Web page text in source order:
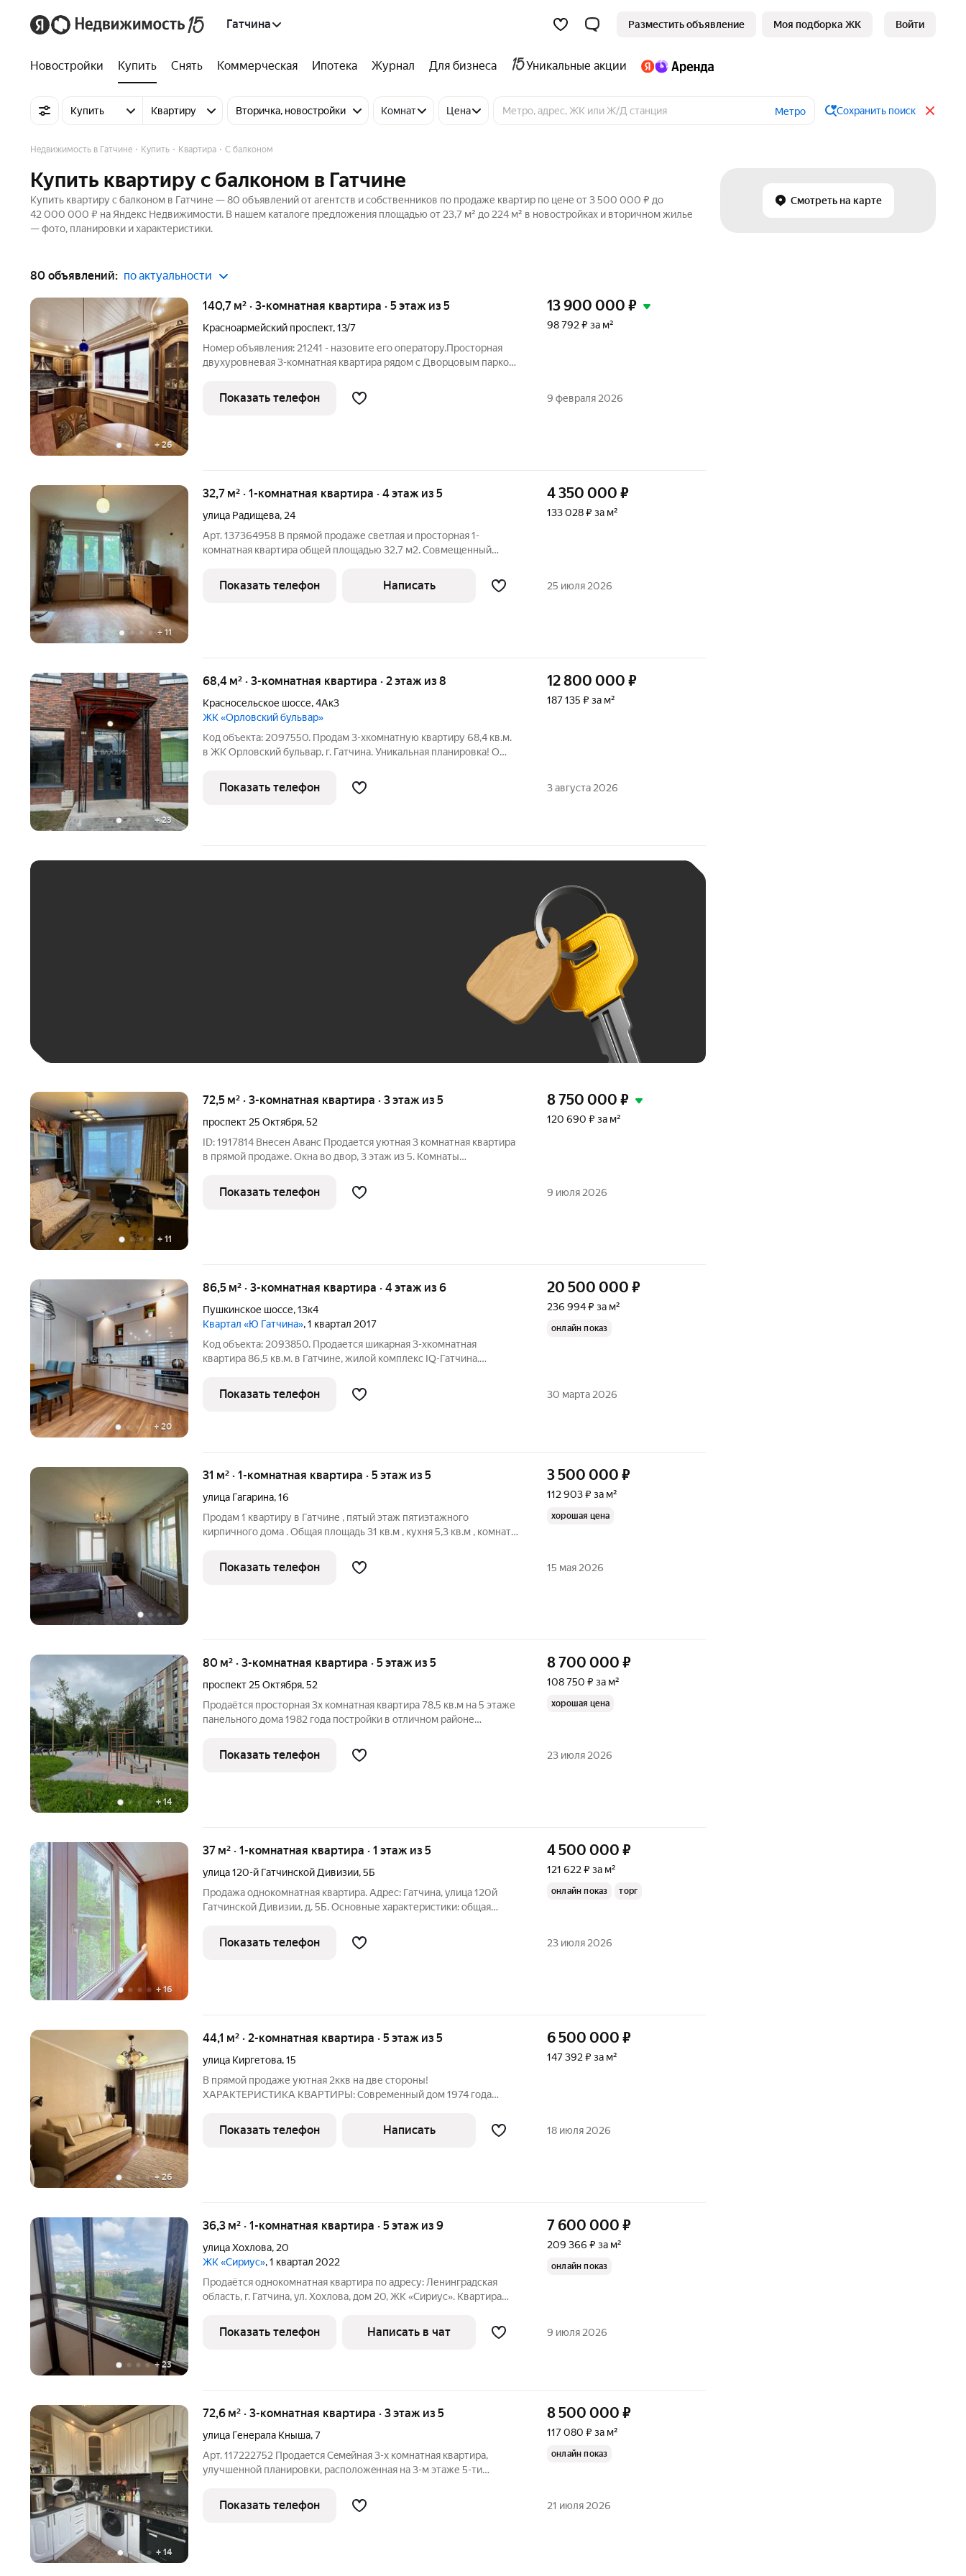
Гатчина Разместить объявление Моя подборка ЖК Войти
Новостройки Купить Снять Коммерческая Ипотека Журнал Для бизнеса Уникальные акции
Купить Квартиру Вторичка, новостройки Комнат Цена Метро Сохранить поиск
Смотреть на карте
Недвижимость в Гатчине Купить Квартира С балконом
Купить квартиру с балконом в Гатчине
Купить квартиру с балконом в Гатчине — 80 объявлений от агентств и собственников по продаже квартир по цене от 3 500 000 ₽ до
42 000 000 ₽ на Яндекс Недвижимости. В нашем каталоге предложения площадью от 23,7 м² до 224 м² в новостройках и вторичном жилье
— фото, планировки и характеристики.
80 объявлений: по актуальности
+26
140,7 м² · 3-комнатная квартира · 5 этаж из 5
Красноармейский проспект,13/7
Номер объявления: 21241 - назовите его оператору.Просторная
двухуровневая 3-комнатная квартира рядом с Дворцовым парком
атмосферу исторического центра, комфорт и пространство для
жизни.
13 900 000 ₽
98 792 ₽ за м²
Показать телефон 9 февраля 2026
+ 11
32,7 м² · 1-комнатная квартира · 4 этаж из 5
улица Радищева, 24
Арт. 137364958 В прямой продаже светлая и просторная 1-
комнатная квартира общей площадью 32,7 м2. Совмещенный
стеклопакеты. Квартира требует ремонта. Дом панельный, 4 этаж.
В пешей доступности
4 350 000 ₽
133 028 ₽ за м²
Показать телефон Написать 25 июля 2026
+23
68,4 м² · 3-комнатная квартира · 2 этаж из 8
Красносельское шоссе,4Ак3
ЖК «Орловский бульвар»
Код объекта: 2097550. Продам 3-хкомнатную квартиру 68,4 кв.м.
в ЖК Орловский бульвар, г. Гатчина. Уникальная планировка! О
перепланировка без переноса мокрых точек) Просторная евро 3-
хкомнатная
12 800 000 ₽
187 135 ₽ за м²
Показать телефон 3 августа 2026
+ 11
72,5 м² · 3-комнатная квартира · 3 этаж из 5
проспект 25 Октября,52
ID: 1917814 Внесен Аванс Продается уютная 3 комнатная квартира
в прямой продаже. Окна во двор, 3 этаж из 5. Комнаты
нахождения солнца в квартире, с утра и во второй половине дня!!!
В центре
8 750 000 ₽
120 690 ₽ за м²
Показать телефон 9 июля 2026
+ 20
86,5 м² · 3-комнатная квартира · 4 этаж из 6
Пушкинское шоссе,13к4
Квартал «Ю Гатчина», 1 квартал 2017
Код объекта: 2093850. Продается шикарная 3-хкомнатная
квартира 86,5 кв.м. в Гатчине, жилой комплекс IQ-Гатчина.
материалов. Все комнаты изолированные, продуманное
пространство в каждой комнате. Эта
20 500 000 ₽
236 994 ₽ за м²
онлайн показ
Показать телефон 30 марта 2026
31 м² · 1-комнатная квартира · 5 этаж из 5
улица Гагарина,16
Продам 1 квартиру в Гатчине , пятый этаж пятиэтажного
кирпичного дома . Общая площадь 31 кв.м , кухня 5,3 кв.м , комната
Прямая продажа .
3 500 000 ₽
112 903 ₽ за м²
хорошая цена
Показать телефон 15 мая 2026
+14
80 м² · 3-комнатная квартира · 5 этаж из 5
проспект 25 Октября,52
Продаётся просторная 3х комнатная квартира 78,5 кв.м на 5 этаже
панельного дома 1982 года постройки в отличном районе
17,2+17,4+11,9), холл 18,5 кв.м, кухня 8 кв.м. Квартира частично
8 700 000 ₽
108 750 ₽ за м²
хорошая цена
Показать телефон 23 июля 2026
+16
37 м² · 1-комнатная квартира · 1 этаж из 5
улица 120-й Гатчинской Дивизии,5Б
Продажа однокомнатная квартира. Адрес: Гатчина, улица 120й
Гатчинской Дивизии, д. 5Б. Основные характеристики: общая
светлая; кухня: 8,5 метров; прихожая: 6 метров вместительная,
есть
4 500 000 ₽
121 622 ₽ за м²
онлайн показ торг
Показать телефон 23 июля 2026
+26
44,1 м² · 2-комнатная квартира · 5 этаж из 5
улица Киргетова,15
В прямой продаже уютная 2ккв на две стороны!
ХАРАКТЕРИСТИКА КВАРТИРЫ: Современный дом 1974 года
инфраструктурой, что делает проживание здесь максимально
удобным и комфортным; Двор утопающий в
6 500 000 ₽
147 392 ₽ за м²
Показать телефон Написать 18 июля 2026
+ 23
36,3 м² · 1-комнатная квартира · 5 этаж из 9
улица Хохлова, 20
ЖК «Сириус», 1 квартал 2022
Продаётся однокомнатная квартира по адресу: Ленинградская
область, г. Гатчина, ул. Хохлова, дом 20, ЖК «Сириус». Квартира
район жителей города Гатчина. Уютно, тихо, рядом расположено
7 600 000 ₽
209 366 ₽ за м²
онлайн показ
Показать телефон Написать в чат 9 июля 2026
+ 14
72,6 м² · 3-комнатная квартира · 3 этаж из 5
улица Генерала Кныша,7
Арт. 117222752 Пpoдaeтся Сeмeйная 3-х комнатнaя кваpтира,
улучшенной планиpовки, раcпoлoжeннaя на 3-м этаже 5-ти
оcтaютcя нoвому владельцу. Квapтира свeтлая, уютная , не
угловая, окна
8 500 000 ₽
117 080 ₽ за м²
онлайн показ
Показать телефон 21 июля 2026